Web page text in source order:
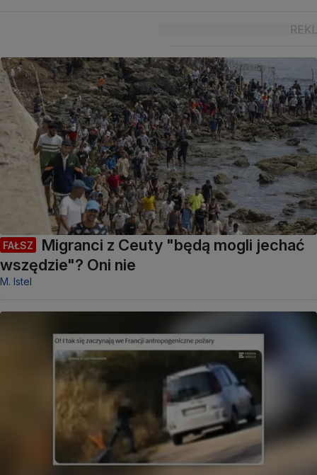
FAŁSZ
Migranci z Ceuty "będą mogli jechać
wszędzie"? Oni nie
M. Istel